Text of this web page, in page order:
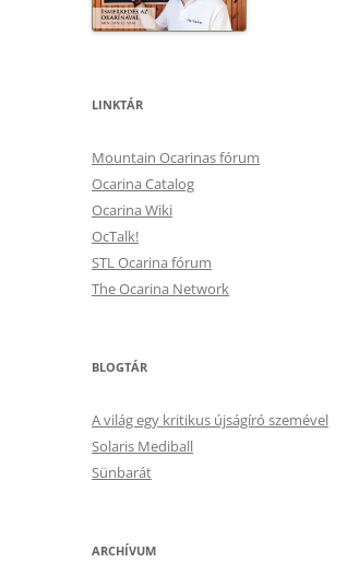
LINKTÁR
Mountain Ocarinas fórum
Ocarina Catalog
Ocarina Wiki
OcTalk!
STL Ocarina fórum
The Ocarina Network
BLOGTÁR
A világ egy kritikus újságíró szemével
Solaris Mediball
Sünbarát
ARCHÍVUM